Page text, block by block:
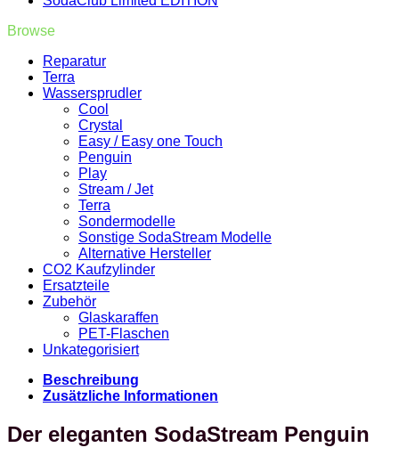
Browse
Reparatur
Terra
Wassersprudler
Cool
Crystal
Easy / Easy one Touch
Penguin
Play
Stream / Jet
Terra
Sondermodelle
Sonstige SodaStream Modelle
Alternative Hersteller
CO2 Kaufzylinder
Ersatzteile
Zubehör
Glaskaraffen
PET-Flaschen
Unkategorisiert
Beschreibung
Zusätzliche Informationen
Der eleganten SodaStream Penguin